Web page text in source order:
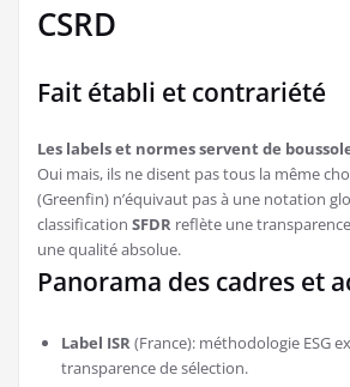
CSRD
Fait établi et contrariété
Les labels et normes servent de
Oui mais, ils ne disent pas tous la même
(Greenfin) n’équivaut pas à une notation
classification SFDR reflète une
une qualité absolue.
Panorama des cadres et
Label ISR(France): méthodologie ESG
transparence de sélection.